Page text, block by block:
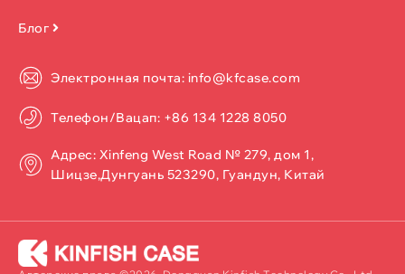
Блог
Электронная почта: info@kfcase.com
Телефон/Вацап: +86 134 1228 8050
Адрес: Xinfeng West Road № 279, дом 1,
Шицзе,Дунгуань 523290, Гуандун, Китай